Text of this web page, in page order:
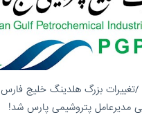
/تغییرات بزرگ هلدینگ خلیج